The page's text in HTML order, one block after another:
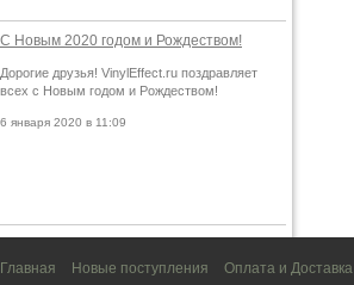
С Новым 2020 годом и Рождеством!
Дорогие друзья! VinylEffect.ru поздравляет
всех с Новым годом и Рождеством!
6 января 2020 в 11:09
Главная Новые поступления Оплата и Доставка